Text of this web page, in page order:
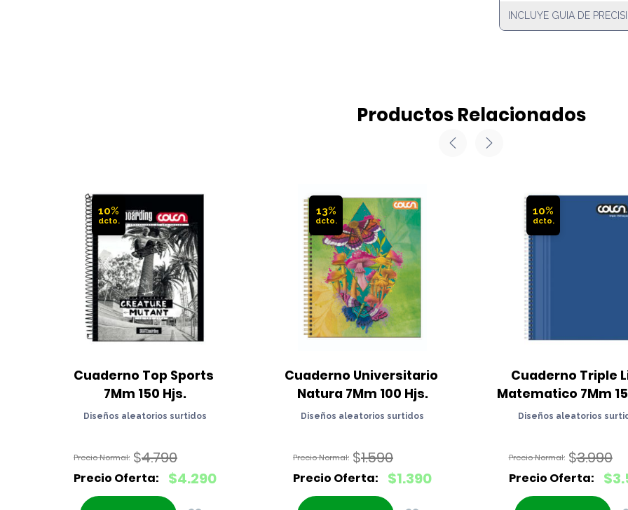
INCLUYE GUIA DE
Productos Relacionados
10%
Cuaderno Top Sports
7Mm 150 Hjs.
Diseños aleatorios surtidos
$4.790
El
precio
$4.290
El
13%
Cuaderno Universitario
Natura 7Mm 100 Hjs.
Diseños aleatorios surtidos
$1.590
El
precio
$1.390
El
10%
Cuaderno Triple
Matematico 7Mm
Diseños aleatorios
$3.990
El
precio
$
El